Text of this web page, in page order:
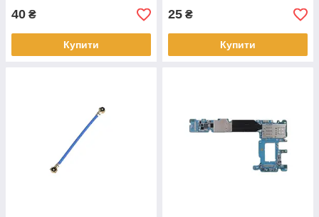
40 ₴
Купити
25 ₴
Купити